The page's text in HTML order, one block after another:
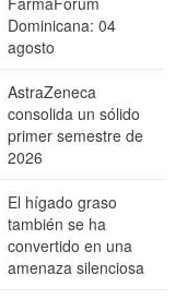
Dominicana: 04
agosto
AstraZeneca
consolida un sólido
primer semestre de
2026
El hígado graso
también se ha
convertido en una
amenaza silenciosa